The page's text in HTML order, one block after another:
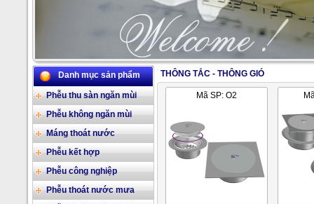
2/17
Danh mục sản phẩm
Phễu thu sàn ngăn mùi
Phễu không ngăn mùi
Máng thoát nước
Phễu kết hợp
Phễu công nghiệp
Phễu thoát nước mưa
THÔNG TẮC - THÔNG GIÓ
Mã SP: O2